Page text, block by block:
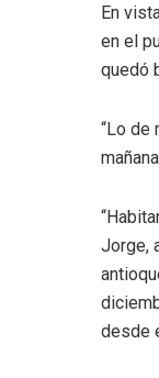
En
en el
quedó
“Lo de
mañana
Jorge,
desde